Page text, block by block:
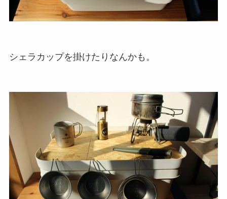
シェラカップを掛けたりなんかも。